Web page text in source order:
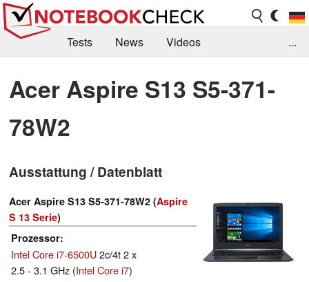
Tests News
Videos
Kaufberatung
Deals Suche
Jobs
Forum
...
Acer Aspire S13 S5-371-
78W2
Ausstattung / Datenblatt
Acer Aspire S13 S5-371-78W2 (Aspire
S 13 Serie)
Prozessor
Intel Core i7-6500U2c/4t 2 x
2.5 - 3.1 GHz (Intel Core i7)